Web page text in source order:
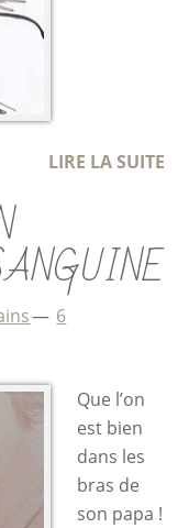
LIRE LA SUITE
6
Que l’on
est bien
dans les
bras de
son papa !